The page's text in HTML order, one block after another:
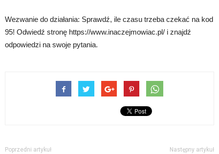
Wezwanie do działania: Sprawdź, ile czasu trzeba czekać na kod
95! Odwiedź stronę https://www.inaczejmowiac.pl/ i znajdź
odpowiedzi na swoje pytania.
Poprzedni artykuł Następny artykuł